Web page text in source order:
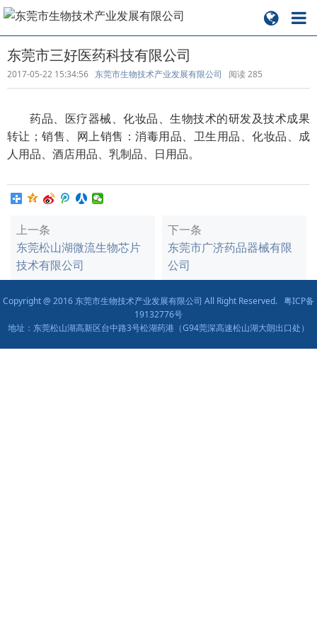
东莞市三好医药科技有限公司
2017-05-22 15:34:56 东莞市生物技术产业发展有限公司 阅读285
药品、医疗器械、化妆品、生物技术的研发及技术成果
转让；销售、网上销售：消毒用品、卫生用品、化妆品、成
人用品、酒店用品、乳制品、日用品。
上一条
东莞松山湖微流生物芯片
技术有限公司
下一条
东莞市广济药品器械有限
公司
Copyright @ 2016 东莞市生物技术产业发展有限公司 All Right Reserved. 粤ICP备
19132776号
地址：东莞松山湖高新区台中路3号松湖药港（G94莞深高速松山湖大朗出口处）